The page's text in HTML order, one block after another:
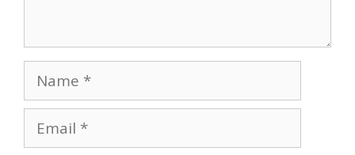
Name
Email